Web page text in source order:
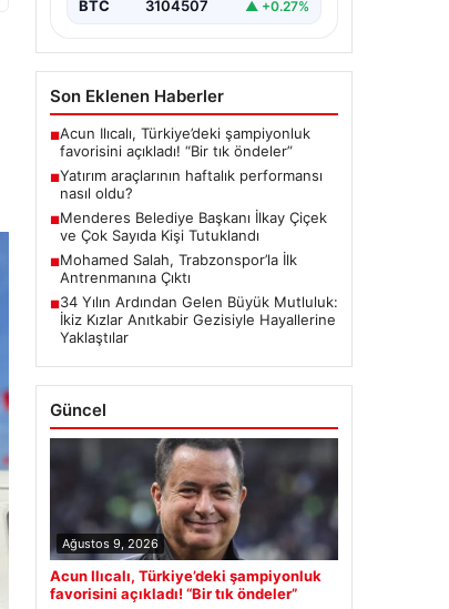
BTC 3104507 ▲ +0.27%
Son Eklenen Haberler
■Acun Ilıcalı, Türkiye’deki şampiyonluk
favorisini açıkladı! “Bir tık öndeler”
■Yatırım araçlarının haftalık performansı
nasıl oldu?
■Menderes Belediye Başkanı İlkay Çiçek
ve Çok Sayıda Kişi Tutuklandı
■Mohamed Salah, Trabzonspor’la İlk
Antrenmanına Çıktı
■34 Yılın Ardından Gelen Büyük Mutluluk:
İkiz Kızlar Anıtkabir Gezisiyle Hayallerine
Yaklaştılar
Güncel
Ağustos 9, 2026
Acun Ilıcalı, Türkiye’deki şampiyonluk
favorisini açıkladı! “Bir tık öndeler”